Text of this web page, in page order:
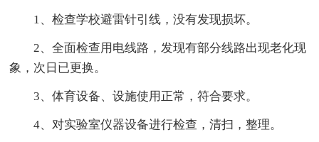
1、检查学校避雷针引线，没有发现损坏。
2、全面检查用电线路，发现有部分线路出现老化现
象，次日已更换。
3、体育设备、设施使用正常，符合要求。
4、对实验室仪器设备进行检查，清扫，整理。